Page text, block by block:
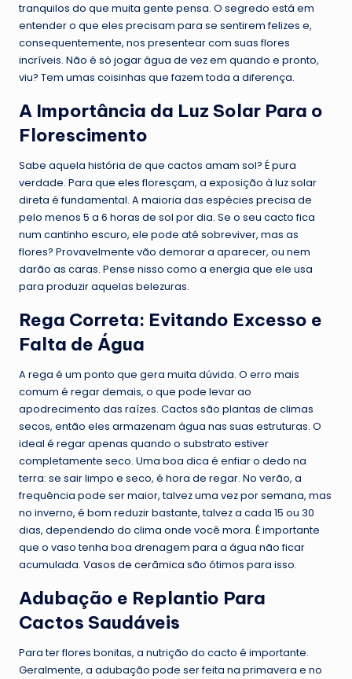
tranquilos do que muita gente pensa. O segredo está em
entender o que eles precisam para se sentirem felizes e,
consequentemente, nos presentear com suas flores
incríveis. Não é só jogar água de vez em quando e pronto,
viu? Tem umas coisinhas que fazem toda a diferença.
A Importância da Luz Solar Para o
Florescimento
Sabe aquela história de que cactos amam sol? É pura
verdade. Para que eles floresçam, a exposição à luz solar
direta é fundamental. A maioria das espécies precisa de
pelo menos 5 a 6 horas de sol por dia. Se o seu cacto fica
num cantinho escuro, ele pode até sobreviver, mas as
flores? Provavelmente vão demorar a aparecer, ou nem
darão as caras. Pense nisso como a energia que ele usa
para produzir aquelas belezuras.
Rega Correta: Evitando Excesso e
Falta de Água
A rega é um ponto que gera muita dúvida. O erro mais
comum é regar demais, o que pode levar ao
apodrecimento das raízes. Cactos são plantas de climas
secos, então eles armazenam água nas suas estruturas. O
ideal é regar apenas quando o substrato estiver
completamente seco. Uma boa dica é enfiar o dedo na
terra: se sair limpo e seco, é hora de regar. No verão, a
frequência pode ser maior, talvez uma vez por semana, mas
no inverno, é bom reduzir bastante, talvez a cada 15 ou 30
dias, dependendo do clima onde você mora. É importante
que o vaso tenha boa drenagem para a água não ficar
acumulada. Vasos de cerâmica são ótimos para isso.
Adubação e Replantio Para
Cactos Saudáveis
Para ter flores bonitas, a nutrição do cacto é importante.
Geralmente, a adubação pode ser feita na primavera e no